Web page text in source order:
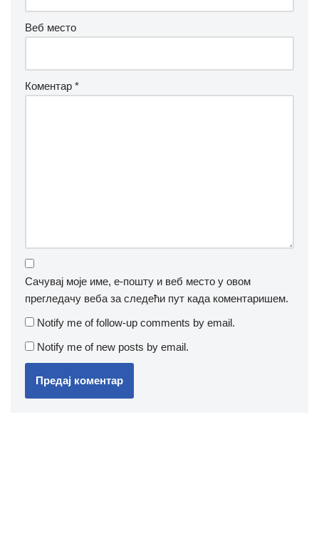
Веб место
Коментар *
Сачувај моје име, е-пошту и веб место у овом
прегледачу веба за следећи пут када коментаришем.
Notify me of follow-up comments by email.
Notify me of new posts by email.